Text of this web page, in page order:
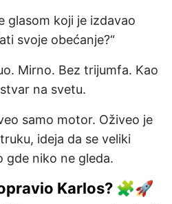
glasom koji je izdavao
svoje obećanje?“
Mirno. Bez trijumfa. Kao
na svetu.
samo motor. Oživeo je
ideja da se veliki
gde niko ne gleda.
Karlos? 🧩🚀